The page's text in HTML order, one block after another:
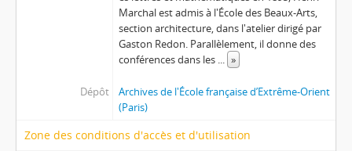
Marchal est admis à l'École des Beaux-Arts,
section architecture, dans l'atelier dirigé par
Gaston Redon. Parallèlement, il donne des
conférences dans les ... »
Dépôt
Archives de l'École française d’Extrême-Orient
(Paris)
Zone des conditions d'accès et d'utilisation